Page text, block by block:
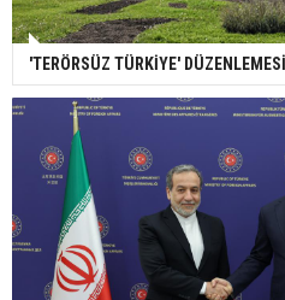
'TERÖRSÜZ TÜRKİYE'